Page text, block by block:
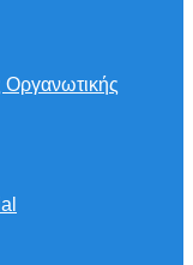
Οργανωτικής